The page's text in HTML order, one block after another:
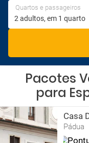
Quartos e passageiros
Pacotes
para
Casa
Pádua